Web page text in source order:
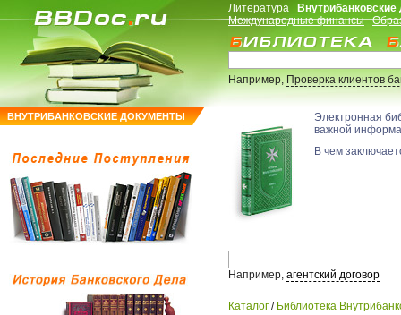
ВНУТРИБАНКОВСКИЕ ДОКУМЕНТЫ
Литература
Международные финансы
Например,Проверка клиентов
Электронная
важной
В чем
Например, агентский договор
Каталог / Библиотека